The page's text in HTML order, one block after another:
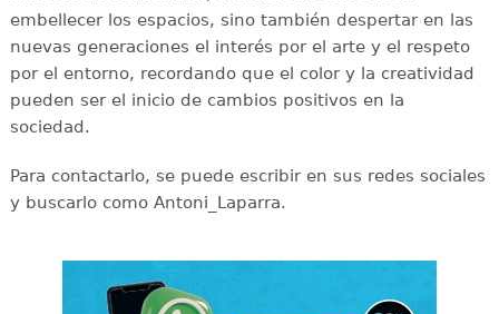
embellecer los espacios, sino también despertar en las
nuevas generaciones el interés por el arte y el respeto
por el entorno, recordando que el color y la creatividad
pueden ser el inicio de cambios positivos en la
sociedad.
Para contactarlo, se puede escribir en sus redes sociales
y buscarlo como Antoni_Laparra.